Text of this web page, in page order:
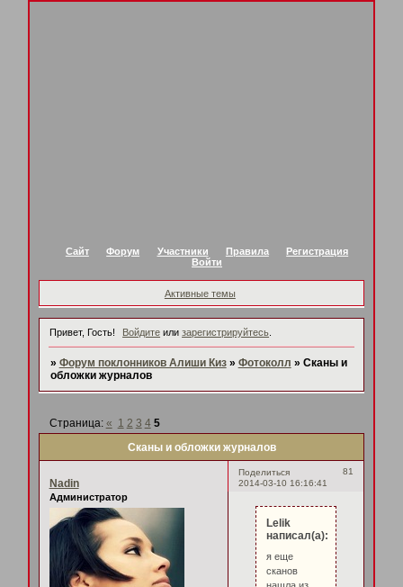
Сайт Форум Участники Правила
Регистрация
Войти
Активные темы
Привет, Гость! Войдите илизарегистрируйтесь
» Форум поклонников Алиши Киз » Фотоколл » Сканы и
обложки журналов
Сканы и обложки журналов
Страница: « 1 2 3 4 5
Поделиться
81
2014-03-10 16:16:41
Nadin
Администратор
Lelik
написал(а):
я еще
сканов